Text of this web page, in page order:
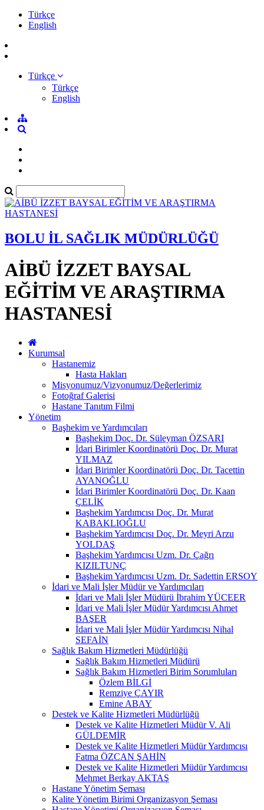
Türkçe
English
Türkçe
Türkçe
English
BOLU İL SAĞLIK MÜDÜRLÜĞÜ
AİBÜ İZZET BAYSAL
EĞİTİM VE ARAŞTIRMA
HASTANESİ
Kurumsal
Hastanemiz
Hasta Hakları
Misyonumuz/Vizyonumuz/Değerlerimiz
Fotoğraf Galerisi
Hastane Tanıtım Filmi
Yönetim
Başhekim ve Yardımcıları
Başhekim Doç. Dr. Süleyman ÖZSARI
İdari Birimler Koordinatörü Doç. Dr. Murat
YILMAZ
İdari Birimler Koordinatörü Doç. Dr. Tacettin
AYANOĞLU
İdari Birimler Koordinatörü Doç. Dr. Kaan
ÇELİK
Başhekim Yardımcısı Doç. Dr. Murat
KABAKLIOĞLU
Başhekim Yardımcısı Doç. Dr. Meyri Arzu
YOLDAŞ
Başhekim Yardımcısı Uzm. Dr. Çağrı
KIZILTUNÇ
Başhekim Yardımcısı Uzm. Dr. Sadettin ERSOY
İdari ve Mali İşler Müdür ve Yardımcıları
İdari ve Mali İşler Müdürü İbrahim YÜCEER
İdari ve Mali İşler Müdür Yardımcısı Ahmet
BAŞER
İdari ve Mali İşler Müdür Yardımcısı Nihal
SEFAİN
Sağlık Bakım Hizmetleri Müdürlüğü
Sağlık Bakım Hizmetleri Müdürü
Sağlık Bakım Hizmetleri Birim Sorumluları
Özlem BİLGİ
Remziye ÇAYIR
Emine ABAY
Destek ve Kalite Hizmetleri Müdürlüğü
Destek ve Kalite Hizmetleri Müdür V. Ali
GÜLDEMİR
Destek ve Kalite Hizmetleri Müdür Yardımcısı
Fatma ÖZCAN ŞAHİN
Destek ve Kalite Hizmetleri Müdür Yardımcısı
Mehmet Berkay AKTAŞ
Hastane Yönetim Şeması
Kalite Yönetim Birimi Organizasyon Şeması